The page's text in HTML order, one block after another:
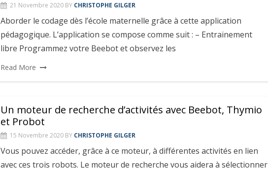
21 Novembre 2020 BY CHRISTOPHE GILGER
Aborder le codage dès l’école maternelle grâce à cette application
pédagogique. L’application se compose comme suit : – Entrainement
libre Programmez votre Beebot et observez les
Read More
Un moteur de recherche d’activités avec Beebot, Thymio
et Probot
15 Novembre 2020 BY CHRISTOPHE GILGER
Vous pouvez accéder, grâce à ce moteur, à différentes activités en lien
avec ces trois robots. Le moteur de recherche vous aidera à sélectionner